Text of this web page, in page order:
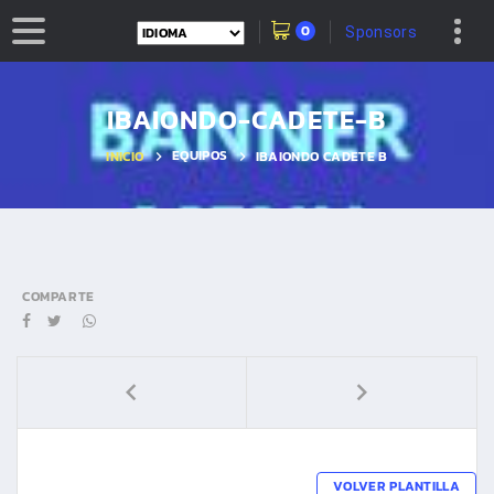
0 Sponsors
IBAIONDO-CADETE-B
INICIO EQUIPOS IBAIONDO CADETE B
COMPARTE
VOLVER PLANTILLA